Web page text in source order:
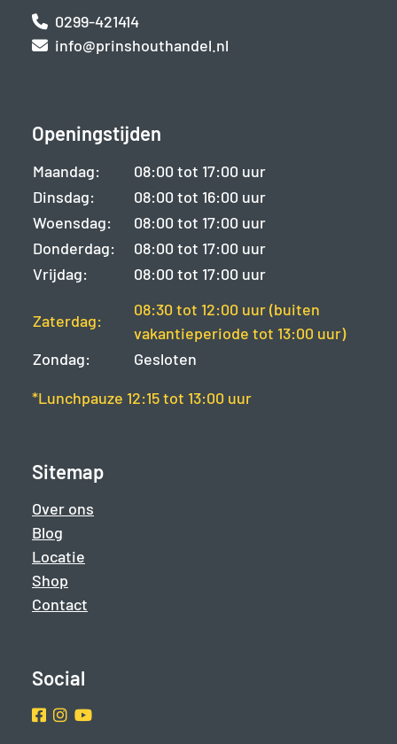
0299-421414
info@prinshouthandel.nl
Openingstijden
Maandag:
08:00 tot 17:00 uur
Dinsdag:
08:00 tot 16:00 uur
Woensdag:
08:00 tot 17:00 uur
Donderdag:
08:00 tot 17:00 uur
Vrijdag:
08:00 tot 17:00 uur
Zaterdag:
08:30 tot 12:00 uur (buiten
vakantieperiode tot 13:00 uur)
Zondag:
Gesloten
*Lunchpauze 12:15 tot 13:00 uur
Sitemap
Over ons
Blog
Locatie
Shop
Contact
Social
Facebook
Instragram
Youtube